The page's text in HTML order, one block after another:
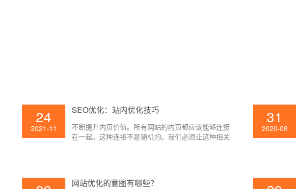
24
2021-11
SEO优化：站内优化技巧
不断提升内页价值。所有网站的内页都应该能够连接
在一起。这种连接不是随机的。我们必须让这种相关
31
2020-08
网站优化的意图有哪些？